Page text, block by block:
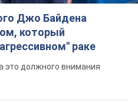
Джо Байдена
который
раке
это должного внимания